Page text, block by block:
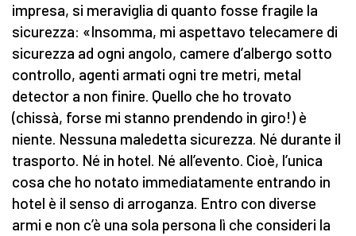
impresa, si meraviglia di quanto fosse fragile la
sicurezza: «Insomma, mi aspettavo telecamere di
sicurezza ad ogni angolo, camere d’albergo sotto
controllo, agenti armati ogni tre metri, metal
detector a non finire. Quello che ho trovato
(chissà, forse mi stanno prendendo in giro!) è
niente. Nessuna maledetta sicurezza. Né durante il
trasporto. Né in hotel. Né all’evento. Cioè, l’unica
cosa che ho notato immediatamente entrando in
hotel è il senso di arroganza. Entro con diverse
armi e non c’è una sola persona lì che consideri la